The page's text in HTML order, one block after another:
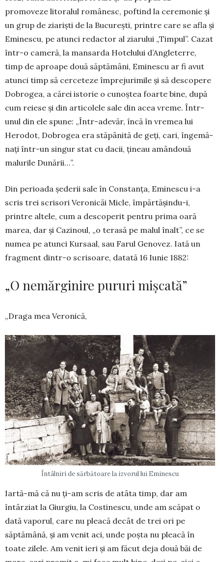
promoveze litoralul româ­nesc, poftind la ceremo­nie și
un grup de ziariști de la Bucu­rești, printre care se afla și
Eminescu, pe atunci redactor al ziarului „Timpul”. Cazat
într-o cameră, la man­sar­da Ho­telului d’Angle­terre,
timp de aproape două săptă­mâni, Emines­cu ar fi avut
atunci timp să cercete­ze împrejurimile și să descopere
Dobrogea, a cărei isto­rie o cunoș­tea foarte bine, după
cum reiese și din articolele sale din acea vreme. Într-
unul din ele spune: „În­tr-ade­­văr, încă în vremea lui
Herodot, Do­brogea era stăpânită de geţi, cari, înge­mă­
naţi într-un singur stat cu dacii, ţineau amândouă
malurile Dunării…”.
Din perioada șederii sale în Con­stanța, Emi­nes­cu i-a
scris trei scrisori Veronicăi Micle, împărtă­șindu-i,
printre altele, cum a des­coperit pentru prima oară
marea, dar și Cazinoul, „o terasă pe malul înalt”, ce se
numea pe atunci Kursaal, sau Farul Genovez. Iată un
fragment dintr-o scrisoare, datată 16 Iunie 1882:
„O nemărginire pururi mișcată”
„Draga mea Veronică,
Întâlniri de sărbătoare la izvorul lui Eminescu
Iartă-mă că nu ţi-am scris de atâta timp, dar am
întârziat la Giurgiu, la Costinescu, unde am scăpat o
dată vaporul, care nu pleacă decât de trei ori pe
săptămână, şi am venit aci, unde poşta nu pleacă în
toate zilele. Am venit ieri şi am făcut deja două băi de